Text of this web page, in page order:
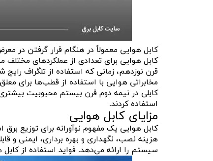
کابل هوایی معمولاً در هنگام قرار گرفتن در
کابل هوایی برای تعدادی از عملکردهای مختلف
قرن نوزدهم، زمانی که استفاده از تلگراف
مخابراتی هوایی با استفاده از قطب‌ها برای
کابلی در نیمه دوم قرن بیستم محبوبیت
استفاده کردند.
مزایای کابل هوایی
کابل هوایی یک مفهوم نوآورانه برای توزیع
هزینه نصب، نگهداری و بهره برداری، ایمنی و
سیستم را ارائه می‌دهد. فواید استفاده از